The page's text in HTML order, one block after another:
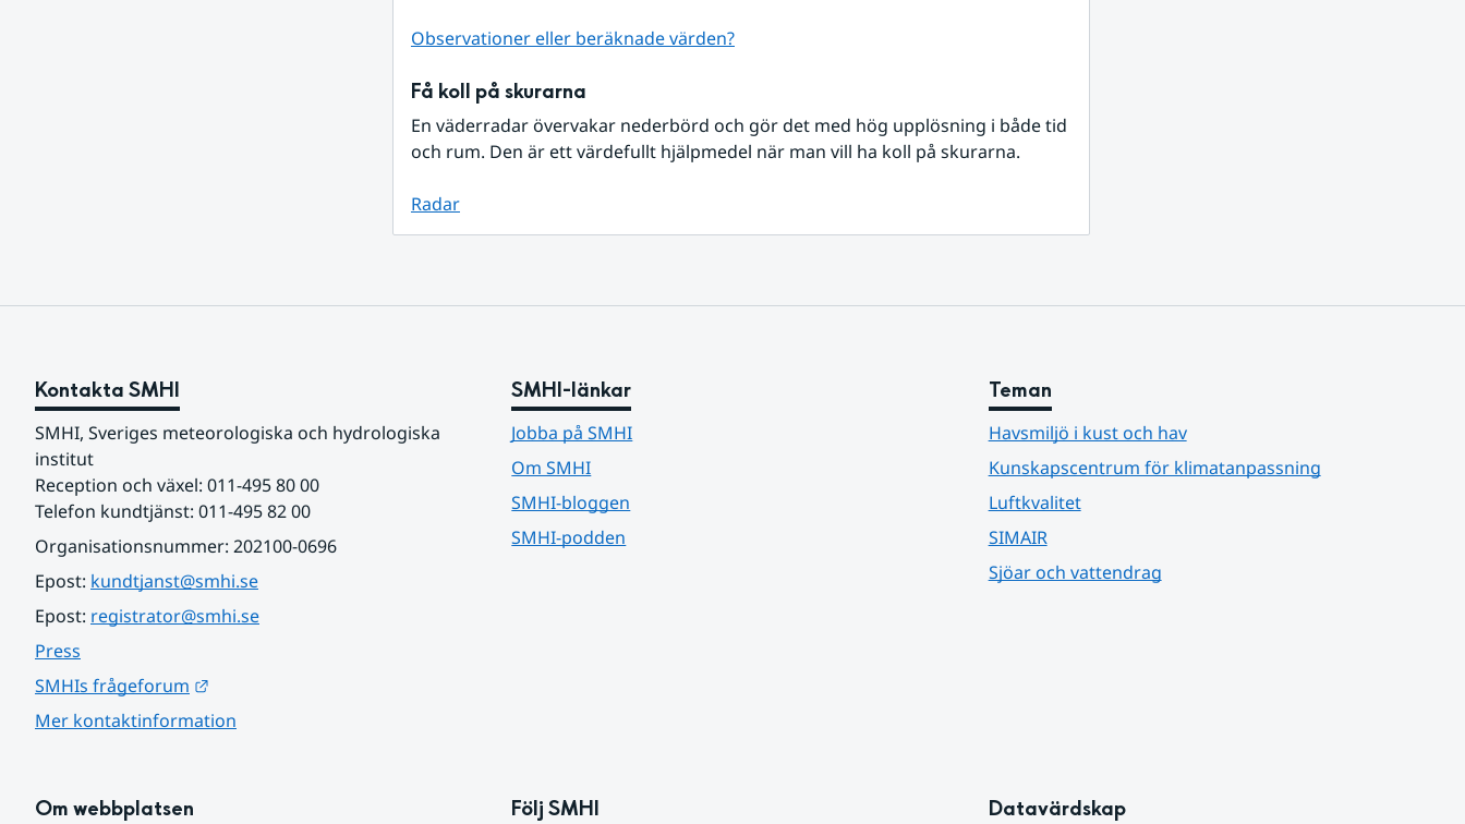
Observationer eller beräknade värden?
Få koll på skurarna
En väderradar övervakar nederbörd och gör det med hög upplösning i både tid
och rum. Den är ett värdefullt hjälpmedel när man vill ha koll på skurarna.
Radar
Kontakta SMHI
SMHI, Sveriges meteorologiska och hydrologiska
institut
Reception och växel: 011-495 80 00
Telefon kundtjänst: 011-495 82 00
Organisationsnummer: 202100-0696
Epost: kundtjanst@smhi.se
Epost: registrator@smhi.se
Press
SMHIs frågeforum
Mer kontaktinformation
SMHI-länkar
Jobba på SMHI
Om SMHI
SMHI-bloggen
SMHI-podden
Teman
Havsmiljö i kust och hav
Kunskapscentrum för klimatanpassning
Luftkvalitet
SIMAIR
Sjöar och vattendrag
Om webbplatsen Följ SMHI Datavärdskap